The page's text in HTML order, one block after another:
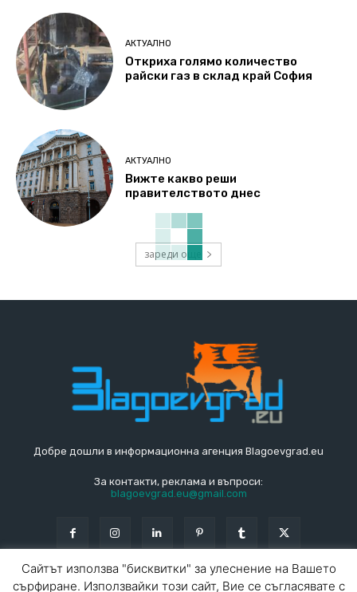
АКТУАЛНО
Откриха голямо количество
райски газ в склад край София
АКТУАЛНО
Вижте какво реши
правителството днес
зареди още
Добре дошли в информационна агенция Blagoevgrad.eu
За контакти, реклама и въпроси:
blagoevgrad.eu@gmail.com
Сайтът използва "бисквитки" за улеснение на Вашето
сърфиране. Използвайки този сайт, Вие се съгласявате с